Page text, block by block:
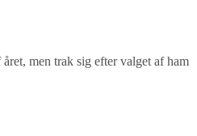
men trak sig efter valget af ham